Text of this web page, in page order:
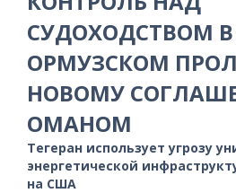
СУДОХОДСТВОМ В
ОРМУЗСКОМ
НОВОМУ
ОМАНОМ
Тегеран использует угрозу
энергетической
на США